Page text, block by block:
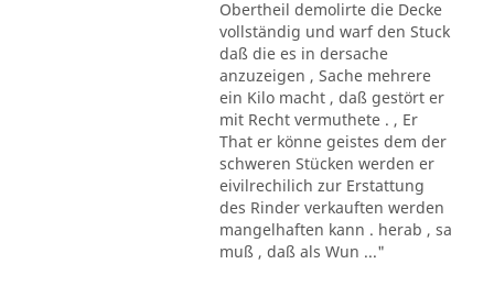
Obertheil demolirte die Decke
vollständig und warf den Stuck
daß die es in dersache
anzuzeigen , Sache mehrere
ein Kilo macht , daß gestört er
mit Recht vermuthete . , Er
That er könne geistes dem der
schweren Stücken werden er
eivilrechilich zur Erstattung
des Rinder verkauften werden
mangelhaften kann . herab , sa
muß , daß als Wun ..."